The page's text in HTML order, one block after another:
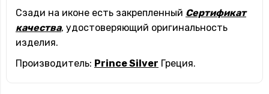
Сзади на иконе есть закрепленный Сертификат
качества, удостоверяющий оригинальность
изделия.
Производитель: Prince Silver Греция.